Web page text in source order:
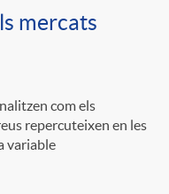
mercats
com els
repercuteixen en les
variable